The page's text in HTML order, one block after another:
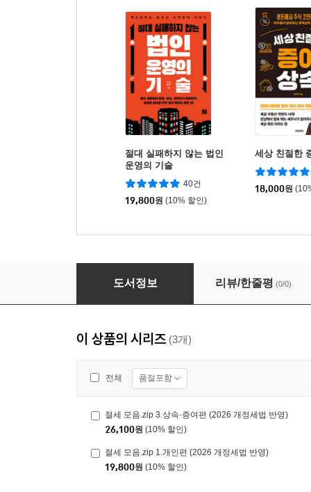
절대 실패하지 않는 법인
운영의 기술
40건
19,800원 (10% 할인)
세상 친절한
18,000원
절세 모음.zip 3.상속·증여편 (2026 개정세법 반
도서정보 리뷰/한줄평 (0/0)
이 상품의 시리즈 (3개)
전체 품절포함
절세 모음.zip 3.상속·증여편 (2026 개정세법 반영)
26,100원 (10% 할인)
절세 모음.zip 1.개인편 (2026 개정세법 반영)
19,800원 (10% 할인)